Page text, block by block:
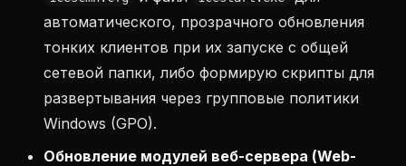
автоматического, прозрачного обновления
тонких клиентов при их запуске с общей
сетевой папки, либо формирую скрипты для
развертывания через групповые политики
Windows (GPO).
Обновление модулей веб-сервера (Web-